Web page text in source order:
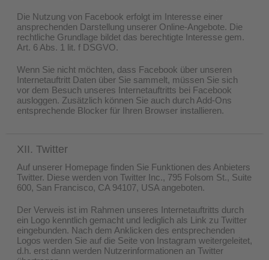
Die Nutzung von Facebook erfolgt im Interesse einer
ansprechenden Darstellung unserer Online-Angebote. Die
rechtliche Grundlage bildet das berechtigte Interesse gem.
Art. 6 Abs. 1 lit. f DSGVO.
Wenn Sie nicht möchten, dass Facebook über unseren
Internetauftritt Daten über Sie sammelt, müssen Sie sich
vor dem Besuch unseres Internetauftritts bei Facebook
ausloggen. Zusätzlich können Sie auch durch Add-Ons
entsprechende Blocker für Ihren Browser installieren.
XII. Twitter
Auf unserer Homepage finden Sie Funktionen des Anbieters
Twitter. Diese werden von Twitter Inc., 795 Folsom St., Suite
600, San Francisco, CA 94107, USA angeboten.
Der Verweis ist im Rahmen unseres Internetauftritts durch
ein Logo kenntlich gemacht und lediglich als Link zu Twitter
eingebunden. Nach dem Anklicken des entsprechenden
Logos werden Sie auf die Seite von Instagram weitergeleitet,
d.h. erst dann werden Nutzerinformationen an Twitter